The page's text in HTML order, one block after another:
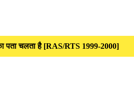
का पता चलता है [RAS/RTS 1999-2000]